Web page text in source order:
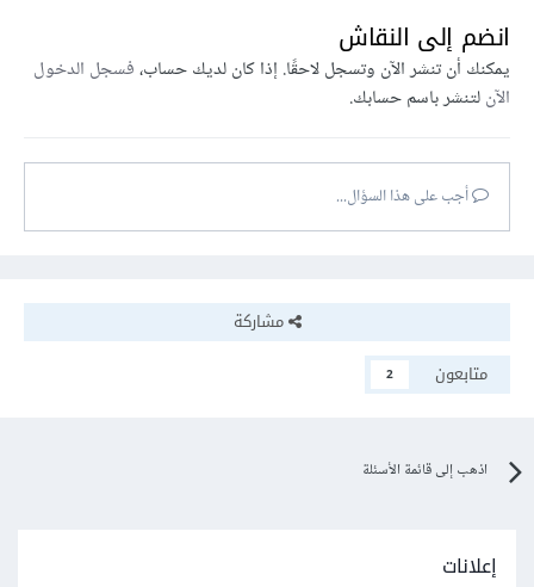
انضم إلى النقاش
يمكنك أن تنشر الآن وتسجل لاحقًا. إذا كان لديك حساب،فسجل الدخول
الآنلتنشر باسم حسابك.
أجب على هذا السؤال...
مشاركة
متابعون
2
اذهب إلى قائمة الأسئلة
إعلانات